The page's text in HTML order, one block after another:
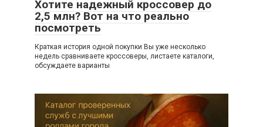
Хотите надежный кроссовер до
2,5 млн? Вот на что реально
посмотреть
Краткая история одной покупки Вы уже несколько
недель сравниваете кроссоверы, листаете каталоги,
обсуждаете варианты